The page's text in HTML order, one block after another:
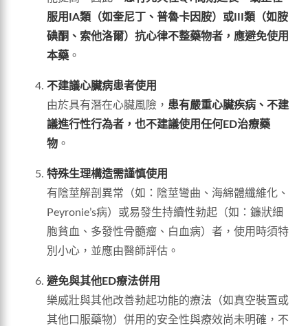
服用IA類（如奎尼丁、普魯卡因胺）或III類（如胺
碘酮、索他洛爾）抗心律不整藥物者，應避免使用
本藥 。
不建議心臟病患者使用
由於具有潛在心臟風險， 患有嚴重心臟疾病、不建
議進行性行為者，也不建議使用任何ED治療藥
物 。
特殊生理構造需謹慎使用
有陰莖解剖異常（如：陰莖彎曲、海綿體纖維化、
Peyronie’s病）或易發生持續性勃起（如：鐮狀細
胞貧血、多發性骨髓瘤、白血病）者，使用時須特
別小心，並應由醫師評估。
避免與其他ED療法併用
樂威壯與其他改善勃起功能的療法（如真空裝置或
其他口服藥物）併用的安全性與療效尚未明確，不